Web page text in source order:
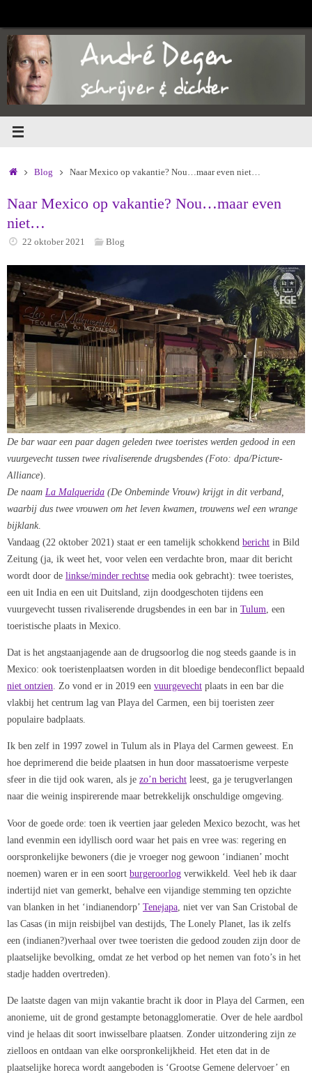
de
inhoud
HomeBlog Naar Mexico op vakantie? Nou…maar even niet…
Naar Mexico op vakantie? Nou…maar even
niet…
22 oktober 2021 Blog
De bar waar een paar dagen geleden twee toeristes werden gedood in een
vuurgevecht tussen twee rivaliserende drugsbendes (Foto: dpa/Picture-
Alliance).
De naam La Malquerida (De Onbeminde Vrouw) krijgt in dit verband,
waarbij dus twee vrouwen om het leven kwamen, trouwens wel een wrange
bijklank.
Vandaag (22 oktober 2021) staat er een tamelijk schokkend bericht in Bild
Zeitung (ja, ik weet het, voor velen een verdachte bron, maar dit bericht
wordt door de linkse/minder rechtse media ook gebracht): twee toeristes,
een uit India en een uit Duitsland, zijn doodgeschoten tijdens een
vuurgevecht tussen rivaliserende drugsbendes in een bar in Tulum , een
toeristische plaats in Mexico.
Dat is het angstaanjagende aan de drugsoorlog die nog steeds gaande is in
Mexico: ook toeristenplaatsen worden in dit bloedige bendeconflict bepaald
niet ontzien . Zo vond er in 2019 een vuurgevecht plaats in een bar die
vlakbij het centrum lag van Playa del Carmen, een bij toeristen zeer
populaire badplaats.
Ik ben zelf in 1997 zowel in Tulum als in Playa del Carmen geweest. En
hoe deprimerend die beide plaatsen in hun door massatoerisme verpeste
sfeer in die tijd ook waren, als je zo’n bericht leest, ga je terugverlangen
naar die weinig inspirerende maar betrekkelijk onschuldige omgeving.
Voor de goede orde: toen ik veertien jaar geleden Mexico bezocht, was het
land evenmin een idyllisch oord waar het pais en vree was: regering en
oorspronkelijke bewoners (die je vroeger nog gewoon ‘indianen’ mocht
noemen) waren er in een soort burgeroorlog verwikkeld. Veel heb ik daar
indertijd niet van gemerkt, behalve een vijandige stemming ten opzichte
van blanken in het ‘indianendorp’ Tenejapa , niet ver van San Cristobal de
las Casas (in mijn reisbijbel van destijds, The Lonely Planet, las ik zelfs
een (indianen?)verhaal over twee toeristen die gedood zouden zijn door de
plaatselijke bevolking, omdat ze het verbod op het nemen van foto’s in het
stadje hadden overtreden).
De laatste dagen van mijn vakantie bracht ik door in Playa del Carmen, een
anonieme, uit de grond gestampte betonagglomeratie. Over de hele aardbol
vind je helaas dit soort inwisselbare plaatsen. Zonder uitzondering zijn ze
zielloos en ontdaan van elke oorspronkelijkheid. Het eten dat in de
plaatselijke horeca wordt aangeboden is ‘Grootse Gemene delervoer’ en